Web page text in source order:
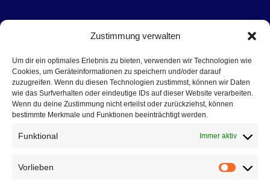
Zustimmung verwalten
Um dir ein optimales Erlebnis zu bieten, verwenden wir Technologien wie
Cookies, um Geräteinformationen zu speichern und/oder darauf
zuzugreifen. Wenn du diesen Technologien zustimmst, können wir Daten
wie das Surfverhalten oder eindeutige IDs auf dieser Website verarbeiten.
Wenn du deine Zustimmung nicht erteilst oder zurückziehst, können
bestimmte Merkmale und Funktionen beeinträchtigt werden.
Funktional Immer aktiv
Vorlieben